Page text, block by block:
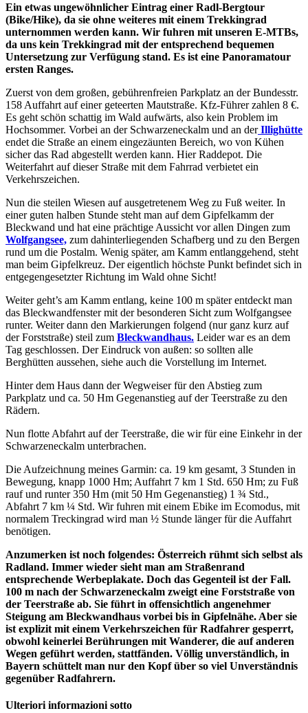
Ein etwas ungewöhnlicher Eintrag einer Radl-Bergtour
(Bike/Hike), da sie ohne weiteres mit einem Trekkingrad
unternommen werden kann. Wir fuhren mit unseren E-MTBs,
da uns kein Trekkingrad mit der entsprechend bequemen
Untersetzung zur Verfügung stand. Es ist eine Panoramatour
ersten Ranges.
Zuerst von dem großen, gebührenfreien Parkplatz an der Bundesstr.
158 Auffahrt auf einer geteerten Mautstraße. Kfz-Führer zahlen 8 €.
Es geht schön schattig im Wald aufwärts, also kein Problem im
Hochsommer. Vorbei an der Schwarzeneckalm und an derIllighütte
endet die Straße an einem eingezäunten Bereich, wo von Kühen
sicher das Rad abgestellt werden kann. Hier Raddepot. Die
Weiterfahrt auf dieser Straße mit dem Fahrrad verbietet ein
Verkehrszeichen.
Nun die steilen Wiesen auf ausgetretenem Weg zu Fuß weiter. In
einer guten halben Stunde steht man auf dem Gipfelkamm der
Bleckwand und hat eine prächtige Aussicht vor allen Dingen zum
Wolfgangsee, zum dahinterliegenden Schafberg und zu den Bergen
rund um die Postalm. Wenig später, am Kamm entlanggehend, steht
man beim Gipfelkreuz. Der eigentlich höchste Punkt befindet sich in
entgegengesetzter Richtung im Wald ohne Sicht!
Weiter geht’s am Kamm entlang, keine 100 m später entdeckt man
das Bleckwandfenster mit der besonderen Sicht zum Wolfgangsee
runter. Weiter dann den Markierungen folgend (nur ganz kurz auf
der Forststraße) steil zum Bleckwandhaus. Leider war es an dem
Tag geschlossen. Der Eindruck von außen: so sollten alle
Berghütten aussehen, siehe auch die Vorstellung im Internet.
Hinter dem Haus dann der Wegweiser für den Abstieg zum
Parkplatz und ca. 50 Hm Gegenanstieg auf der Teerstraße zu den
Rädern.
Nun flotte Abfahrt auf der Teerstraße, die wir für eine Einkehr in der
Schwarzeneckalm unterbrachen.
Die Aufzeichnung meines Garmin: ca. 19 km gesamt, 3 Stunden in
Bewegung, knapp 1000 Hm; Auffahrt 7 km 1 Std. 650 Hm; zu Fuß
rauf und runter 350 Hm (mit 50 Hm Gegenanstieg) 1 ¾ Std.,
Abfahrt 7 km ¼ Std. Wir fuhren mit einem Ebike im Ecomodus, mit
normalem Treckingrad wird man ½ Stunde länger für die Auffahrt
benötigen.
Anzumerken ist noch folgendes: Österreich rühmt sich selbst als
Radland. Immer wieder sieht man am Straßenrand
entsprechende Werbeplakate. Doch das Gegenteil ist der Fall.
100 m nach der Schwarzeneckalm zweigt eine Forststraße von
der Teerstraße ab. Sie führt in offensichtlich angenehmer
Steigung am Bleckwandhaus vorbei bis in Gipfelnähe. Aber sie
ist explizit mit einem Verkehrszeichen für Radfahrer gesperrt,
obwohl keinerlei Berührungen mit Wanderer, die auf anderen
Wegen geführt werden, stattfänden. Völlig unverständlich, in
Bayern schüttelt man nur den Kopf über so viel Unverständnis
gegenüber Radfahrern.
Ulteriori informazioni sotto